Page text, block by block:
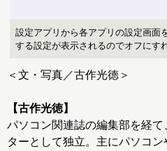
設定アプリから各アプリの設定画面
する設定が表示されるのでオフにす
＜文・写真／古作光徳＞
【古作光徳】
パソコン関連誌の編集部を経て
ターとして独立。主にパソコ